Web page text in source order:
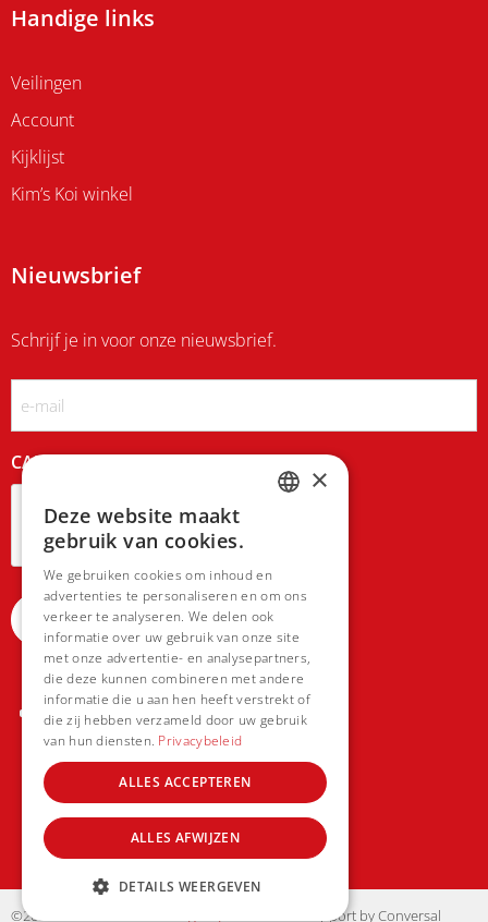
Handige links
Veilingen
Account
Kijklijst
Kim’s Koi winkel
Nieuwsbrief
Schrijf je in voor onze nieuwsbrief.
CAPTCHA
©2022 Koi Radar - support byConversal
×
Deze website maakt
gebruik van cookies.
We gebruiken cookies om inhoud en
advertenties te personaliseren en om ons
verkeer te analyseren. We delen ook
informatie over uw gebruik van onze site
met onze advertentie- en analysepartners,
die deze kunnen combineren met andere
informatie die u aan hen heeft verstrekt of
die zij hebben verzameld door uw gebruik
van hun diensten. Privacybeleid
ALLES ACCEPTEREN
ALLES AFWIJZEN
DETAILS WEERGEVEN